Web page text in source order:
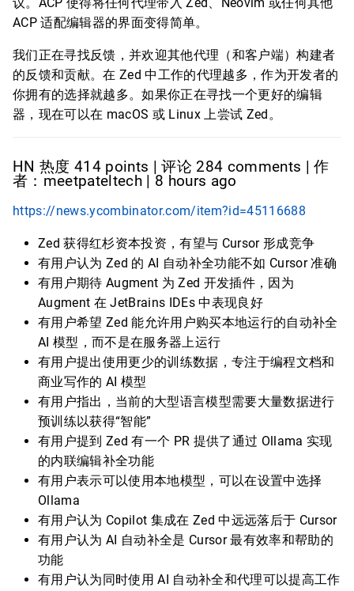
ACP 适配编辑器的界面变得简单。
我们正在寻找反馈，并欢迎其他代理（和客户端）构建者
的反馈和贡献。在 Zed 中工作的代理越多，作为开发者的
你拥有的选择就越多。如果你正在寻找一个更好的编辑
器，现在可以在 macOS 或 Linux 上尝试 Zed。
HN 热度 414 points | 评论 284 comments | 作
者：meetpateltech | 8 hours ago
https://news.ycombinator.com/item?id=45116688
Zed 获得红杉资本投资，有望与 Cursor 形成竞争
有用户认为 Zed 的 AI 自动补全功能不如 Cursor 准确
有用户期待 Augment 为 Zed 开发插件，因为
Augment 在 JetBrains IDEs 中表现良好
有用户希望 Zed 能允许用户购买本地运行的自动补全
AI 模型，而不是在服务器上运行
有用户提出使用更少的训练数据，专注于编程文档和
商业写作的 AI 模型
有用户指出，当前的大型语言模型需要大量数据进行
预训练以获得“智能”
有用户提到 Zed 有一个 PR 提供了通过 Ollama 实现
的内联编辑补全功能
有用户表示可以使用本地模型，可以在设置中选择
Ollama
有用户认为 Copilot 集成在 Zed 中远远落后于 Cursor
有用户认为 AI 自动补全是 Cursor 最有效率和帮助的
功能
有用户认为同时使用 AI 自动补全和代理可以提高工作